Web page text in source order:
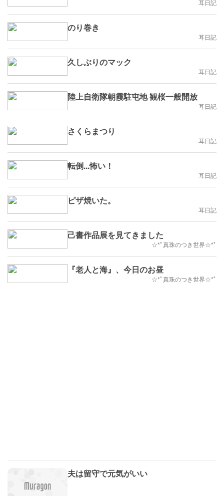
耳日記
のり巻き
耳日記
久しぶりのマック
耳日記
陸上自衛隊朝霞駐屯地 観桜一般開放
耳日記
さくらまつり
耳日記
転倒...怖い！
耳日記
ピザ焼いた。
耳日記
己書作品展を見てきました
☆*ﾟ真珠のつき世界☆*ﾟ
『老人と海』、今日のお昼
☆*ﾟ真珠のつき世界☆*ﾟ
夫は留守で元気がいい